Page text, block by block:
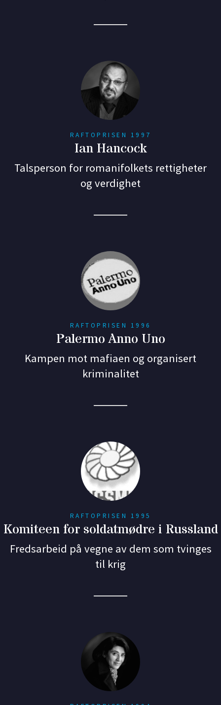
RAFTOPRISEN 1997
Ian Hancock
Talsperson for romanifolkets rettigheter
og verdighet
RAFTOPRISEN 1996
Palermo Anno Uno
Kampen mot mafiaen og organisert
kriminalitet
RAFTOPRISEN 1995
Komiteen for soldatmødre i Russland
Fredsarbeid på vegne av dem som tvinges
til krig